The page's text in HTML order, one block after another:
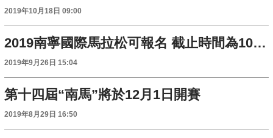
2019年10月18日 09:00
2019南寧國際馬拉松可報名 截止時間為10月25日
2019年9月26日 15:04
第十四屆“南馬”將於12月1日開賽
2019年8月29日 16:50